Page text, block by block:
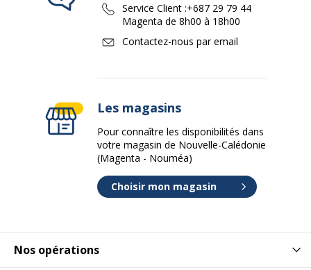
Nos opérations
Service Client :+687 29 79 44
Magenta de 8h00 à 18h00
Contactez-nous par email
Les magasins
Pour connaître les disponibilités dans
votre magasin de Nouvelle-Calédonie
(Magenta - Nouméa)
Choisir mon magasin